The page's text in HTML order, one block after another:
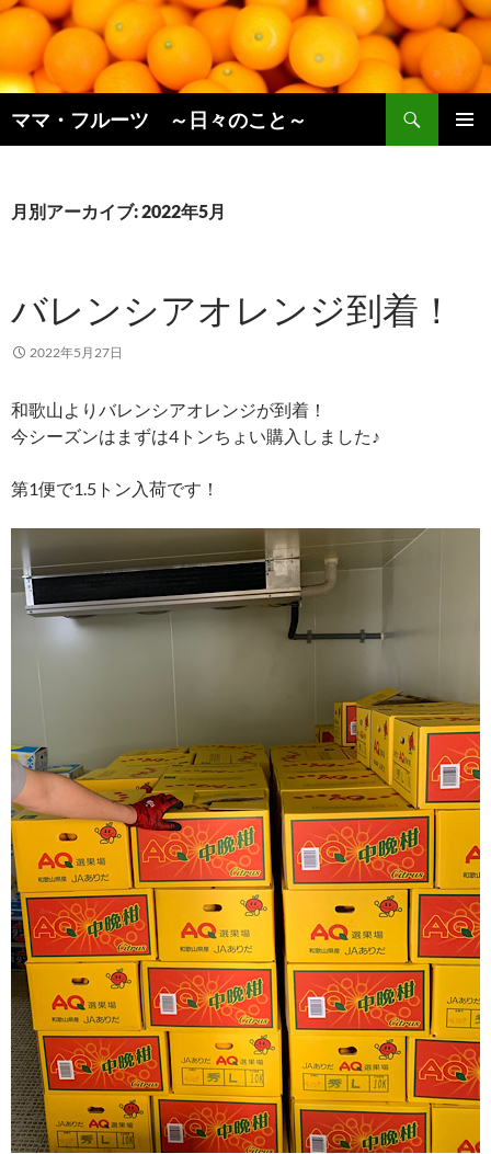
コ
テ
ン
ツ
へ
ッ
ママ・フルーツ ～日々のこと～
索
月別アーカイブ: 2022年5月
バレンシアオレンジ到着！
2022年5月27日
和歌山よりバレンシアオレンジが到着！
今シーズンはまずは4トンちょい購入しました♪
第1便で1.5トン入荷です！